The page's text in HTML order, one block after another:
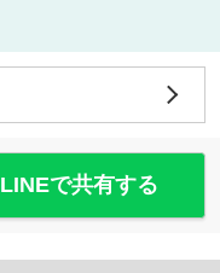
LINEで共有する